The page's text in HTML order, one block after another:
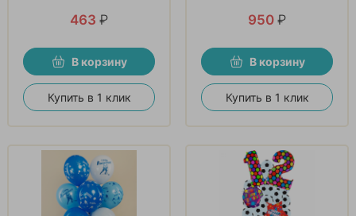
463 ₽
В корзину
Купить в 1 клик
950 ₽
В корзину
Купить в 1 клик